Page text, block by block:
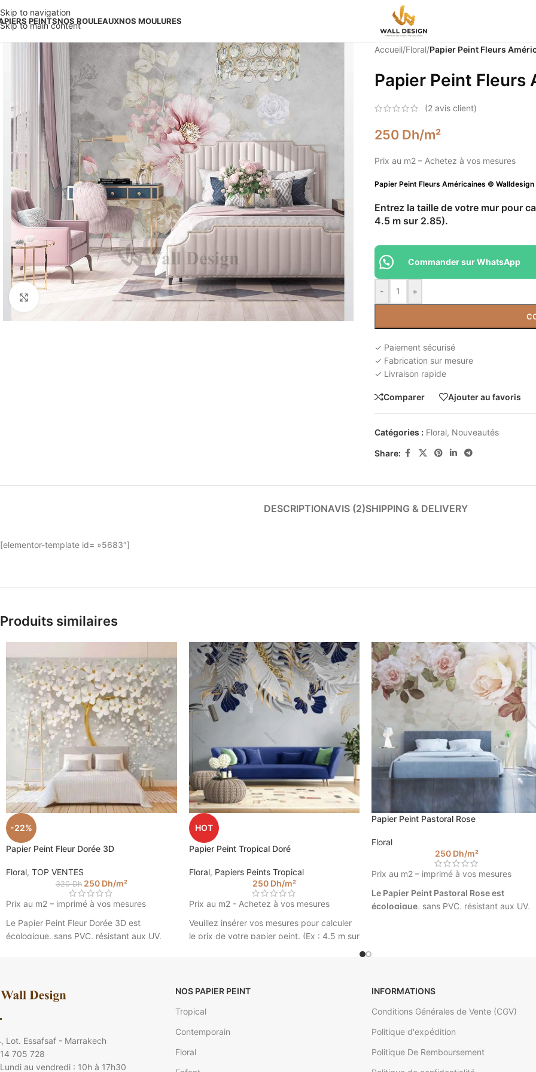
Skip to navigation
Skip to main content
PEINTSNOS ROULEAUXNOS MOULURES
Accueil/Floral/Papier Peint Fleurs
Papier Peint Fleurs
(2avis client)
250 Dh/m²
Prix au m2 – Achetez à vos mesures
Papier Peint Fleurs Américaines © Walldesign
Entrez la taille de votre mur pour
4.5 m sur 2.85).
- +
Commander sur WhatsApp
✓ Paiement sécurisé
✓ Fabrication sur mesure
✓ Livraison rapide
Comparer Ajouter au favoris
Catégories : Floral, Nouveautés
Share:
DESCRIPTIONAVIS (2)SHIPPING & DELIVERY
[elementor-template id= »5683″]
Produits similaires
-22%
Papier Peint Fleur Dorée 3D
Floral, TOP VENTES
320Dh 250 Dh/m²
Prix au m2 – imprimé à vos mesures
Le Papier Peint Fleur Dorée 3D est
écologique, sans PVC, résistant aux UV,
génère aucun reflet avec les éclairages.
le prix de votre papier peint. (Ex : 4.5 m sur
2.85).
HOT
Papier Peint Tropical Doré
Floral, Papiers Peints Tropical
250 Dh/m²
Prix au m2 - Achetez à vos mesures
Veuillez insérer vos mesures pour calculer
le prix de votre papier peint. (Ex : 4.5 m sur
Papier Peint Pastoral Rose
Floral
250 Dh/m²
Prix au m2 – imprimé à vos mesures
Le Papier Peint Pastoral Rose est
écologique, sans PVC, résistant aux UV,
le prix de votre papier peint. (Ex : 4.5 m
Lot. Essafsaf - Marrakech
705 728
au vendredi : 10h à 17h30
NOS PAPIER PEINT
Tropical
Contemporain
Floral
INFORMATIONS
Conditions Générales de Vente (CGV)
Politique d'expédition
Politique De Remboursement